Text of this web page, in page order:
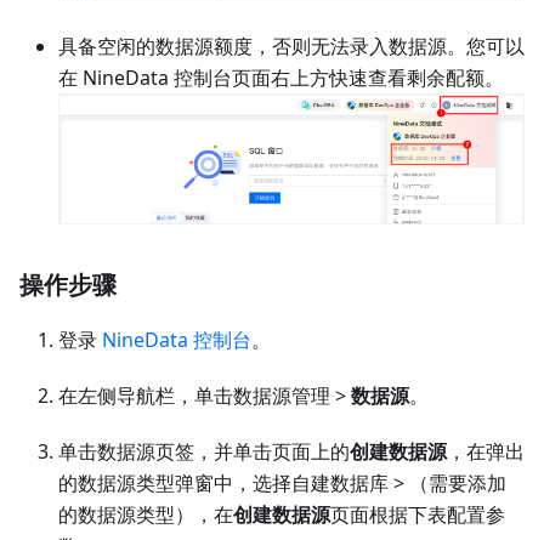
具备空闲的数据源额度，否则无法录入数据源。您可以
在 NineData 控制台页面右上方快速查看剩余配额。
操作步骤
登录 NineData 控制台。
在左侧导航栏，单击数据源管理 >数据源。
单击数据源页签，并单击页面上的创建数据源，在弹出
的数据源类型弹窗中，选择自建数据库> （需要添加
的数据源类型），在创建数据源页面根据下表配置参